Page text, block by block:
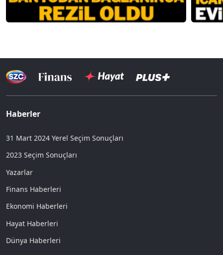
Haberler
31 Mart 2024 Yerel Seçim Sonuçları
2023 Seçim Sonuçları
Yazarlar
Finans Haberleri
Ekonomi Haberleri
Hayat Haberleri
Dünya Haberleri